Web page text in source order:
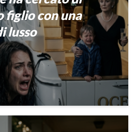
figlio con una
lusso